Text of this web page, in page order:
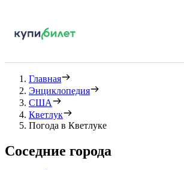
Главная
Энциклопедия
США
Кветлук
Погода в Кветлуке
Соседние города